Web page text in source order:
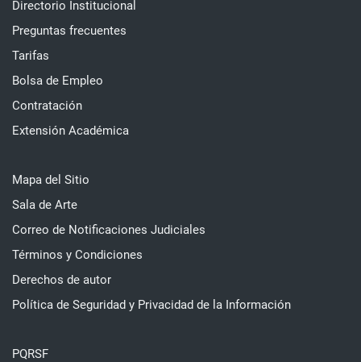
Directorio Institucional
Preguntas frecuentes
Tarifas
Bolsa de Empleo
Contratación
Extensión Académica
Mapa del Sitio
Sala de Arte
Correo de Notificaciones Judiciales
Términos y Condiciones
Derechos de autor
Política de Seguridad y Privacidad de la Información
PQRSF